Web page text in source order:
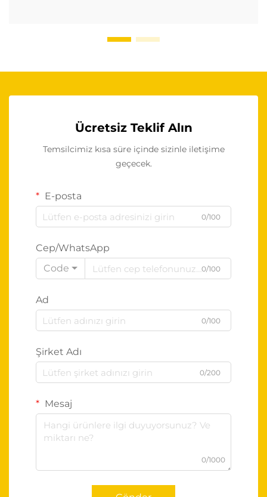
Ücretsiz Teklif Alın
Temsilcimiz kısa süre içinde sizinle iletişime
geçecek.
E-posta
0/100
Cep/WhatsApp
Code
0/100
Ad
0/100
Şirket Adı
0/200
Mesaj
0/1000